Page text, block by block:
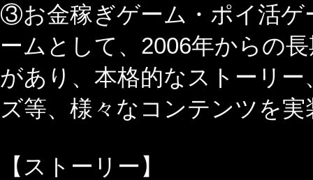
③お金稼ぎゲーム・ポイ活ゲ
ームとして、2006年からの
があり、本格的なストーリ
ズ等、様々なコンテンツを
【ストーリー】